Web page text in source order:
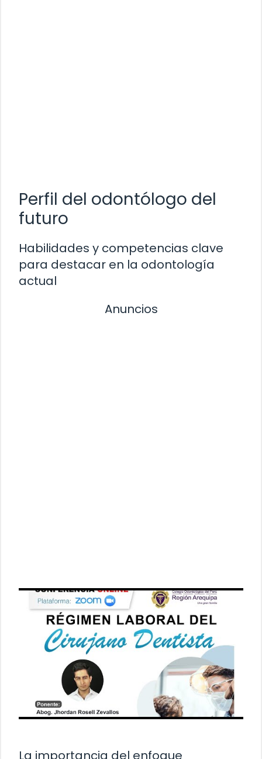
Perfil del odontólogo del
futuro
Habilidades y competencias clave
para destacar en la odontología
actual
Anuncios
La importancia del enfoque